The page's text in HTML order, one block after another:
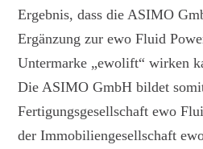
Ergebnis, dass die ASIMO
Ergänzung zur ewo Fluid
Untermarke „ewolift“ wirken
Die ASIMO GmbH bildet
Fertigungsgesellschaft ewo
der Immobiliengesellschaft